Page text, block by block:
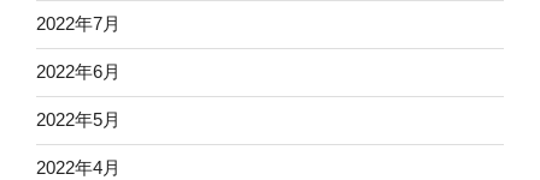
2022年7月
2022年6月
2022年5月
2022年4月